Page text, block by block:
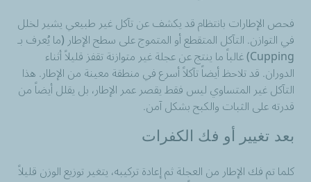
فحص الإطارات بانتظام قد يكشف عن تآكل غير طبيعي يشير لخلل
في التوازن. التآكل المتقطع أو المتموج على سطح الإطار (ما يُعرف بـ
Cupping) غالباً ما ينتج عن عجلة غير متوازنة تقفز قليلاً أثناء
الدوران. قد تلاحظ أيضاً تآكلاً أسرع في منطقة معينة من الإطار. هذا
التآكل غير المتساوي ليس فقط يقصر عمر الإطار، بل يقلل أيضاً من
قدرته على الثبات والكبح بشكل آمن.
بعد تغيير أو فك الكفرات
كلما تم فك الإطار من العجلة ثم إعادة تركيبه، يتغير توزيع الوزن قليلاً